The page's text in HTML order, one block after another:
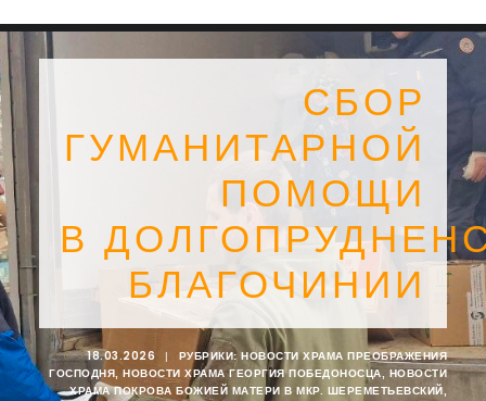
SEARCH
СБОР
ГУМАНИТАРНОЙ
ПОМОЩИ
В
БЛАГОЧИНИИ
18.03.2026 | РУБРИКИ: НОВОСТИ ХРАМА ПРЕОБРАЖЕНИЯ
ГОСПОДНЯ
НОВОСТИ ХРАМА ГЕОРГИЯ ПОБЕДОНОСЦА
НОВОСТИ
ХРАМА ПОКРОВА БОЖИЕЙ МАТЕРИ В МКР. ШЕРЕМЕТЬЕВСКИЙ